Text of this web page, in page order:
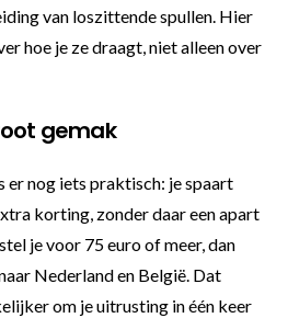
van loszittende spullen. Hier
hoe je ze draagt, niet alleen over
gemak
er nog iets praktisch: je spaart
korting, zonder daar een apart
je voor 75 euro of meer, dan
Nederland en België. Dat
om je uitrusting in één keer